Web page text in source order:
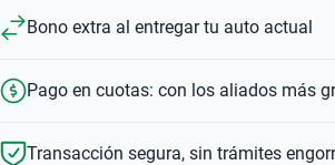
Bono extra al entregar tu auto actual
Pago en cuotas: con los aliados más
Transacción segura, sin trámites